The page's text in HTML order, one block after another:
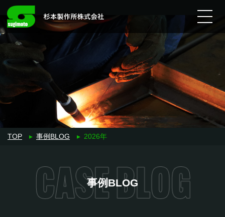
宮崎県日向市の地域に密着
Main Navigation
TOP ▸ 事例BLOG ▸ 2026年
事例BLOG